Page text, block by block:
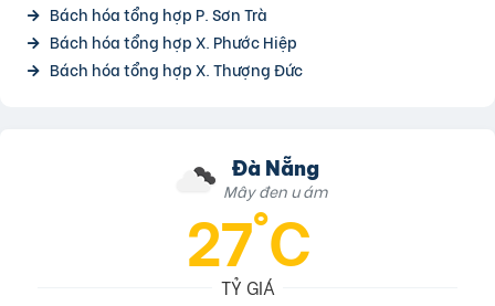
Bách hóa tổng hợp P. Sơn Trà
Bách hóa tổng hợp X. Phước Hiệp
Bách hóa tổng hợp X. Thượng Đức
Đà Nẵng
Mây đen u ám
27°C
TỶ GIÁ